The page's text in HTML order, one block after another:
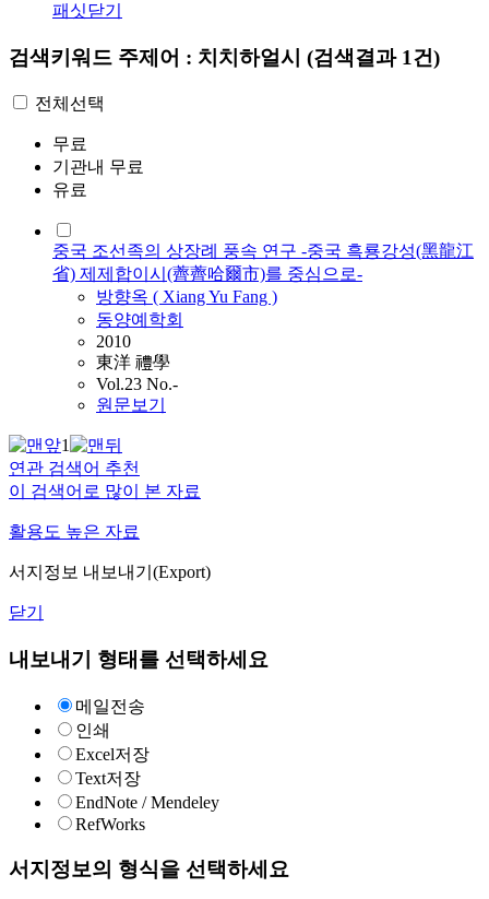
패싯닫기
검색키워드 주제어 : 치치하얼시 (검색결과 1건)
전체선택
무료
기관내 무료
유료
중국 조선족의 상장례 풍속 연구 -중국 흑룡강성(黑龍江
省) 제제합이시(薺薺哈爾市)를 중심으로-
방향옥 ( Xiang Yu Fang )
동양예학회
2010
東洋 禮學
Vol.23 No.-
원문보기
1
연관 검색어 추천
이 검색어로 많이 본 자료
활용도 높은 자료
서지정보 내보내기(Export)
닫기
내보내기 형태를 선택하세요
메일전송
인쇄
Excel저장
Text저장
EndNote / Mendeley
RefWorks
서지정보의 형식을 선택하세요